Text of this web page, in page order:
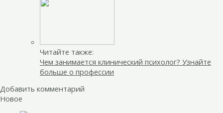
Читайте также:
Чем занимается клинический психолог? Узнайте
больше о профессии
Добавить комментарий
Новое